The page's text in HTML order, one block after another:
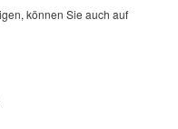
können Sie auch auf